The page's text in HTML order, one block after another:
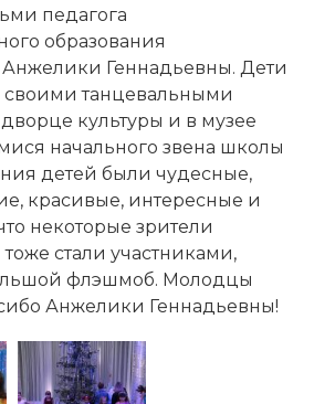
педагога
образования
Геннадьевны. Дети
своими танцевальными
культуры и в музее
начального звена школы
детей были чудесные,
красивые, интересные и
некоторые зрители
стали участниками,
флэшмоб. Молодцы
Анжелики Геннадьевны!